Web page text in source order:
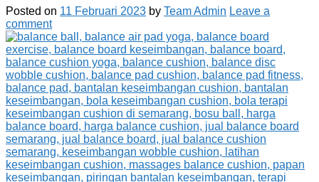
Posted on 11 Februari 2023 by Team Admin Leave a
comment